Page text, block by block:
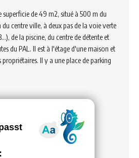
superficie de 49 m2, situé à 500 m du
centre ville, à deux pas de la voie verte
de la piscine, du centre de détente et
du PAL. Il est à l'étage d'une maison et
Il y a une place de parking
POTONNIER